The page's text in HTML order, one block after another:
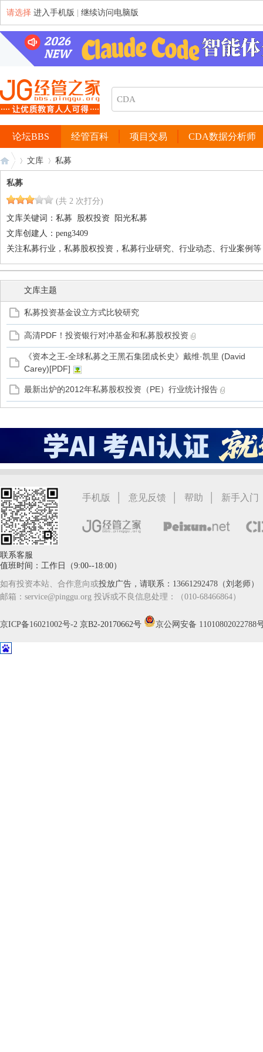
请选择 进入手机版 继续访问电脑版
经管百科 项目交易 CDA数据分析师
论坛BBS
家
文库 私募
私募
(共 2 次打分)
文库关键词： 私募 股权投资
阳光私募
文库创建人： peng3409
关注私募行业，私募股权投资，私募行业研究、行业动态、行业案例等
文库主题
私募投资基金设立方式比较研究
高清PDF！投资银行对冲基金和私募股权投资
《资本之王-全球私募之王黑石集团成长史》戴维·凯里 (David
Carey)[PDF]
最新出炉的2012年私募股权投资（PE）行业统计报告
手机版 | 意见反馈 | 帮助 | 新手入门
联系客服
值班时间：工作日（9:00--18:00）
如有投资本站、合作意向或投放广告，请联系：13661292478（刘老师）
邮箱：service@pinggu.org 投诉或不良信息处理：（010-68466864）
京ICP备16021002号-2 京B2-20170662号 京公网安备 11010802022788